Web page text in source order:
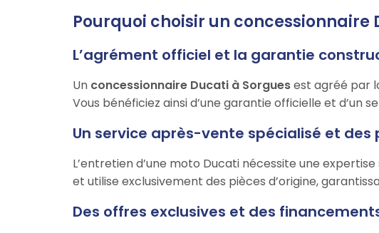
Pourquoi choisir un
L’agrément officiel et la garantie
Un concessionnaire Ducati à Sorguesest agréé par
Vous bénéficiez ainsi d’une garantie officielle et d’un
Un service après-vente spécialisé et des
L’entretien d’une moto Ducati nécessite une expertise
et utilise exclusivement des pièces d’origine,
Des offres exclusives et des